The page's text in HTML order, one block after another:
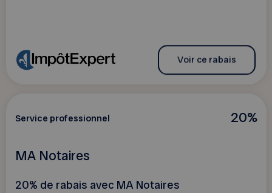
Voir ce rabais
20%
Service professionnel
MA Notaires
20% de rabais avec MA Notaires